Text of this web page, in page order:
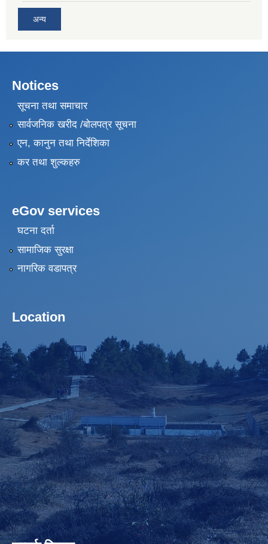
अन्य
Notices
सूचना तथा समाचार
सार्वजनिक खरीद /बोलपत्र सूचना
एन, कानुन तथा निर्देशिका
कर तथा शुल्कहरु
eGov services
घटना दर्ता
सामाजिक सुरक्षा
नागरिक वडापत्र
Location